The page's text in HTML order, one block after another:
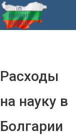
Расходы
на науку в
Болгарии